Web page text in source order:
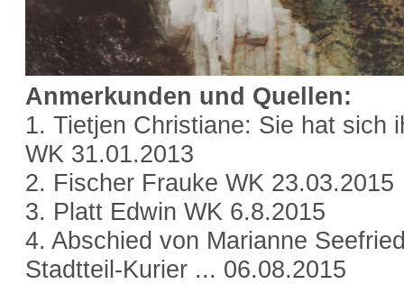
Anmerkunden und Quellen:
1. Tietjen Christiane: Sie hat sich
WK 31.01.2013
2. Fischer Frauke WK 23.03.2015
3. Platt Edwin WK 6.8.2015
4. Abschied von Marianne
Stadtteil-Kurier ... 06.08.2015